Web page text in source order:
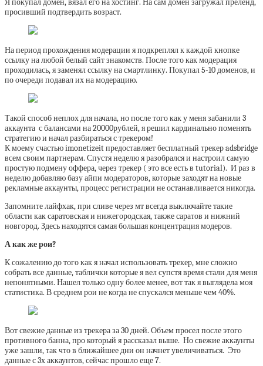
Я покупал домен, вязал его на хостинг. На сам домен загружал преленд,
просивший подтвердить возраст.
На период прохождения модерации я подкреплял к каждой кнопке
ссылку на любой белый сайт знакомств. После того как модерация
проходилась, я заменял ссылку на смартлинку. Покупал 5-10 доменов, и
по очереди подавал их на модерацию.
Такой способ неплох для начала, но после того как у меня забанили 3
аккаунта с балансами на 20000рублей, я решил кардинально поменять
стратегию и начал разбираться с трекером!
К моему счастью imonetizeit предоставляет бесплатный трекер adsbridge
всем своим партнерам. Спустя неделю я разобрался и настроил самую
простую подмену оффера, через трекер ( это все есть в tutorial). И раз в
неделю добавляю базу айпи модераторов, которые заходят на новые
рекламные аккаунты, процесс регистрации не останавливается никогда.
Запомните лайфхак, при сливе через мт всегда выключайте такие
области как саратовская и нижегородская, также саратов и нижний
новгород. Здесь находятся самая большая концентрация модеров.
А как же рои?
К сожалению до того как я начал использовать трекер, мне сложно
собрать все данные, таблички которые я вел супстя время стали для меня
непонятными. Нашел только одну более менее, вот так я выглядела моя
статистика. В среднем рои не когда не спускался меньше чем 40%.
Вот свежие данные из трекера за 30 дней. Объем просел после этого
противного банна, про который я рассказал выше. Но свежие аккаунты
уже зашли, так что в ближайшее дни он начнет увеличиваться. Это
данные с 3х аккаунтов, сейчас прошло еще 7.